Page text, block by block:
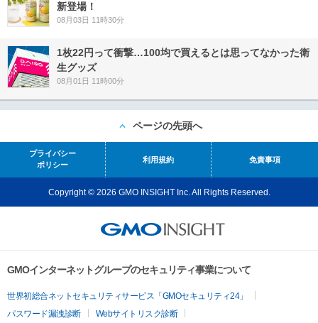
新登場！
08月03日 11時30分
1枚22円って衝撃…100均で買えるとは思ってなかった衛
生グッズ
08月01日 11時00分
ページの先頭へ
プライバシー
ポリシー
利用規約 免責事項
Copyright © 2026 GMO INSIGHT Inc. All Rights Reserved.
GMOインターネットグループのセキュリティ事業について
世界初総合ネットセキュリティサービス「GMOセキュリティ24」
パスワード漏洩診断
Webサイトリスク診断